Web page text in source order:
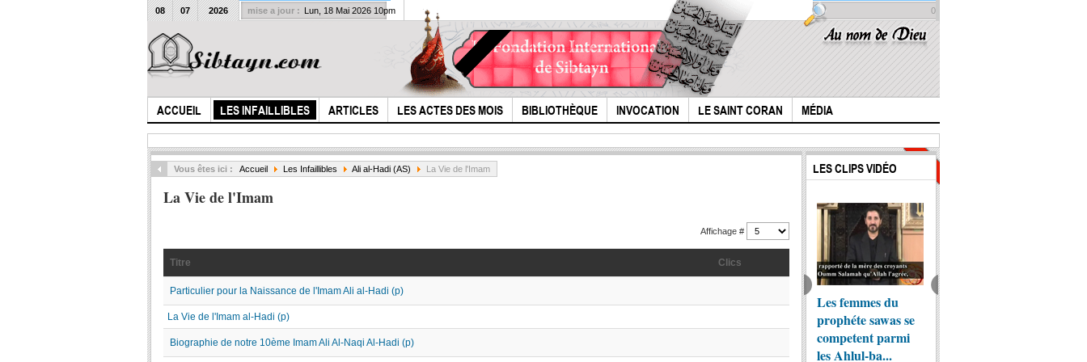
ACCUEIL LES INFAILLIBLES ARTICLES LES ACTES DES MOIS BIBLIOTHÈQUE INVOCATION LE SAINT CORAN MÉDIA
08 07 2026 mise a jour : Lun, 18 Mai 2026 10pm 0
Vous êtes ici : Accueil Les Infaillibles Ali al-Hadi (AS) La Vie de l'Imam
La Vie de l'Imam
Affichage #
Titre Clics
Particulier pour la Naissance de l'Imam Ali al-Hadi (p)
Clics :
La Vie de l'Imam al-Hadi (p)
Clics :
Biographie de notre 10ème Imam Ali Al-Naqi Al-Hadi (p)
Clics :
Clics :
Clics :
Clics :
LES CLIPS VIDÉO
l'Histoire de l'Imam Dialogue des
refugies musulmans
Chretien
Les femmes du
prophéte sawas se
competent parmi
les Ahlul-ba...
hadithe thaqalayn
dans les livres
authentiques
sunnites